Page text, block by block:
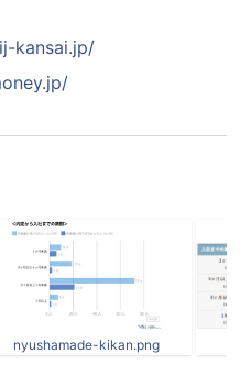
kansai.jp/
nyushamade-kikan.png